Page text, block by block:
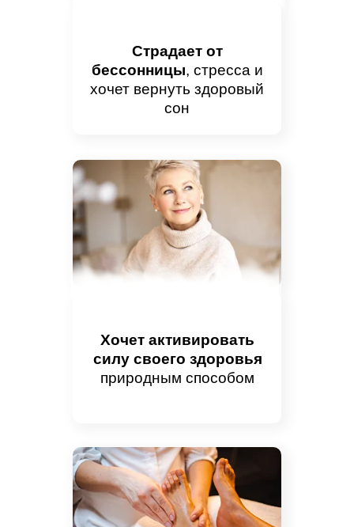
Страдает от
бессонницы, стресса и
хочет вернуть здоровый
сон
Хочет активировать
силу своего здоровья
природным способом